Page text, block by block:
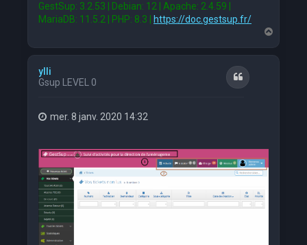
GestSup: 3.2.53 | Debian: 12 | Apache: 2.4.59 |
MariaDB: 11.5.2 | PHP: 8.3 |
https://doc.gestsup.fr/
a
u
ylli
Gsup LEVEL 0
Citation
mer. 8 janv. 2020 14:32